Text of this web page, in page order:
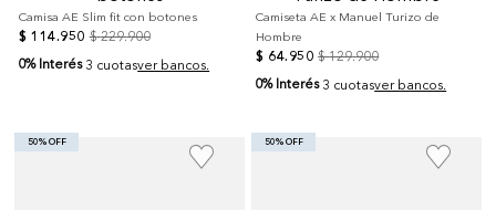
Camisa AE Slim fit con botones
$ 114.950 $ 229.900
0% Interés 3 cuotasver bancos.
Camiseta AE x Manuel Turizo de
Hombre
$ 64. 950 $ 129.900
0% Interés 3 cuotasver bancos.
50% OFF 50% OFF